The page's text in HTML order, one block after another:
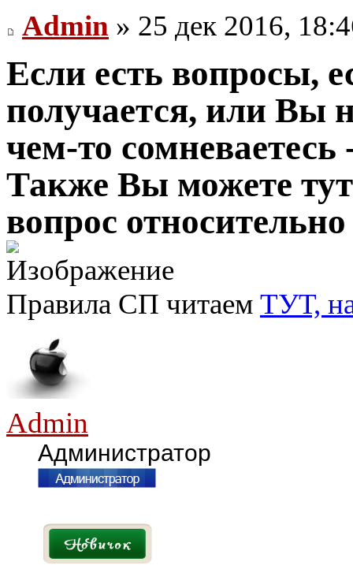
Admin » 25 дек 2016,
Если есть вопросы,
получается, или Вы
чем-то сомневаетесь
Также Вы можете
вопрос
Правила СП читаем ТУТ,
Admin
Администратор